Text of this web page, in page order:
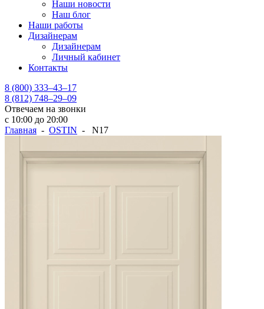
Наши новости
Наш блог
Наши работы
Дизайнерам
Дизайнерам
Личный кабинет
Контакты
8 (800) 333–43–17
8 (812) 748–29–09
Отвечаем на звонки
с 10:00 до 20:00
Главная - OSTIN - N17